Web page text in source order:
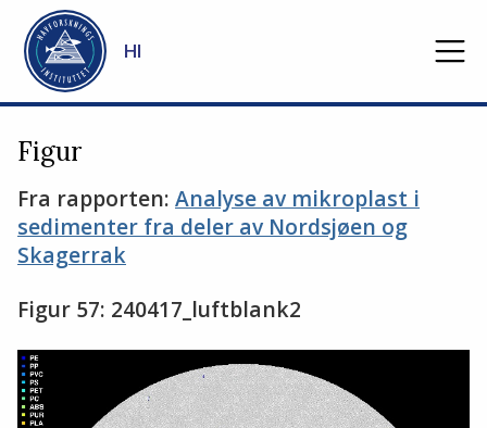
Gå til hovedinnhold
HI
Figur
Fra rapporten: Analyse av mikroplast i
sedimenter fra deler av Nordsjøen og
Skagerrak
Figur 57: 240417_luftblank2